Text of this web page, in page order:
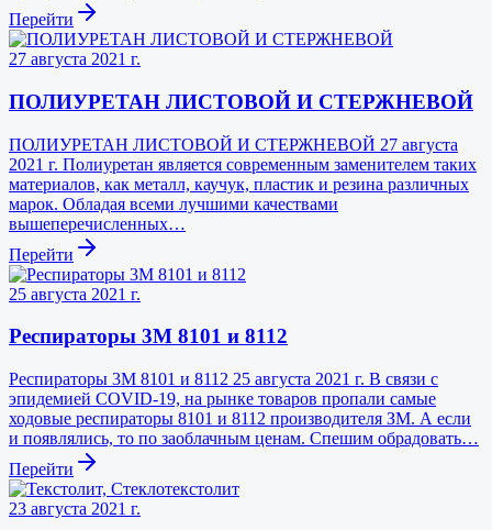
Перейти
27 августа 2021 г.
ПОЛИУРЕТАН ЛИСТОВОЙ И СТЕРЖНЕВОЙ
ПОЛИУРЕТАН ЛИСТОВОЙ И СТЕРЖНЕВОЙ 27 августа
2021 г. Полиуретан является современным заменителем таких
материалов, как металл, каучук, пластик и резина различных
марок. Обладая всеми лучшими качествами
вышеперечисленных…
Перейти
25 августа 2021 г.
Респираторы 3М 8101 и 8112
Респираторы 3М 8101 и 8112 25 августа 2021 г. В связи с
эпидемией COVID-19, на рынке товаров пропали самые
ходовые респираторы 8101 и 8112 производителя ЗМ. А если
и появлялись, то по заоблачным ценам. Спешим обрадовать…
Перейти
23 августа 2021 г.